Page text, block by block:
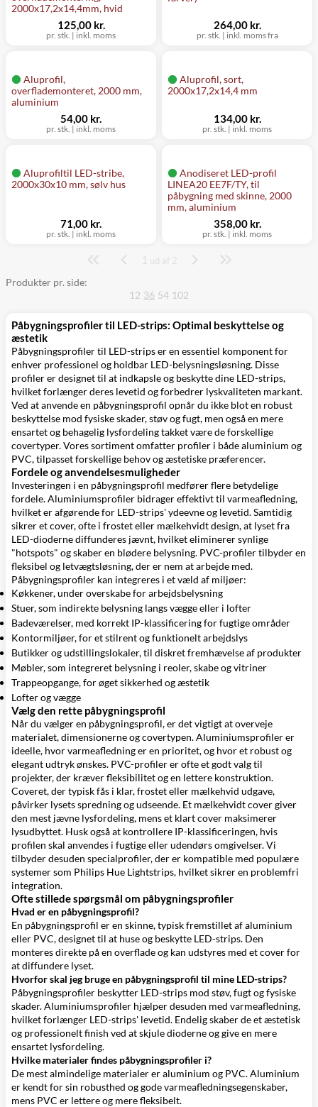
2000x17,2x14,4mm, hvid
pr. stk. | inkl. moms
125,00 kr.
pr. stk. | inkl. moms fra
264,00 kr.
Aluprofil,
overflademonteret, 2000 mm,
aluminium
pr. stk. | inkl. moms
54,00 kr.
Aluprofil, sort,
2000x17,2x14,4 mm
pr. stk. | inkl. moms
134,00 kr.
Aluprofiltil LED-stribe,
2000x30x10 mm, sølv hus
pr. stk. | inkl. moms
71,00 kr.
Anodiseret LED-profil
LINEA20 EE7F/TY, til
påbygning med skinne, 2000
mm, aluminium
pr. stk. | inkl. moms
358,00 kr.
Side
1 ud af 2
Produkter pr. side:
12 36 54 102
Påbygningsprofiler til LED-strips: Optimal beskyttelse og
æstetik
Påbygningsprofiler til LED-strips er en essentiel komponent for
enhver professionel og holdbar LED-belysningsløsning. Disse
profiler er designet til at indkapsle og beskytte dine LED-strips,
hvilket forlænger deres levetid og forbedrer lyskvaliteten markant.
Ved at anvende en påbygningsprofil opnår du ikke blot en robust
beskyttelse mod fysiske skader, støv og fugt, men også en mere
ensartet og behagelig lysfordeling takket være de forskellige
covertyper. Vores sortiment omfatter profiler i både aluminium og
PVC, tilpasset forskellige behov og æstetiske præferencer.
Fordele og anvendelsesmuligheder
Investeringen i en påbygningsprofil medfører flere betydelige
fordele. Aluminiumsprofiler bidrager effektivt til varmeafledning,
hvilket er afgørende for LED-strips' ydeevne og levetid. Samtidig
sikrer et cover, ofte i frostet eller mælkehvidt design, at lyset fra
LED-dioderne diffunderes jævnt, hvilket eliminerer synlige
"hotspots" og skaber en blødere belysning. PVC-profiler tilbyder en
fleksibel og letvægtsløsning, der er nem at arbejde med.
Påbygningsprofiler kan integreres i et væld af miljøer:
Køkkener, under overskabe for arbejdsbelysning
Stuer, som indirekte belysning langs vægge eller i lofter
Badeværelser, med korrekt IP-klassificering for fugtige områder
Kontormiljøer, for et stilrent og funktionelt arbejdslys
Butikker og udstillingslokaler, til diskret fremhævelse af produkter
Møbler, som integreret belysning i reoler, skabe og vitriner
Trappeopgange, for øget sikkerhed og æstetik
Lofter og vægge
Vælg den rette påbygningsprofil
Når du vælger en påbygningsprofil, er det vigtigt at overveje
materialet, dimensionerne og covertypen. Aluminiumsprofiler er
ideelle, hvor varmeafledning er en prioritet, og hvor et robust og
elegant udtryk ønskes. PVC-profiler er ofte et godt valg til
projekter, der kræver fleksibilitet og en lettere konstruktion.
Coveret, der typisk fås i klar, frostet eller mælkehvid udgave,
påvirker lysets spredning og udseende. Et mælkehvidt cover giver
den mest jævne lysfordeling, mens et klart cover maksimerer
lysudbyttet. Husk også at kontrollere IP-klassificeringen, hvis
profilen skal anvendes i fugtige eller udendørs omgivelser. Vi
tilbyder desuden specialprofiler, der er kompatible med populære
systemer som Philips Hue Lightstrips, hvilket sikrer en problemfri
integration.
Ofte stillede spørgsmål om påbygningsprofiler
Hvad er en påbygningsprofil?
En påbygningsprofil er en skinne, typisk fremstillet af aluminium
eller PVC, designet til at huse og beskytte LED-strips. Den
monteres direkte på en overflade og kan udstyres med et cover for
at diffundere lyset.
Hvorfor skal jeg bruge en påbygningsprofil til mine LED-strips?
Påbygningsprofiler beskytter LED-strips mod støv, fugt og fysiske
skader. Aluminiumsprofiler hjælper desuden med varmeafledning,
hvilket forlænger LED-strips' levetid. Endelig skaber de et æstetisk
og professionelt finish ved at skjule dioderne og give en mere
ensartet lysfordeling.
Hvilke materialer findes påbygningsprofiler i?
De mest almindelige materialer er aluminium og PVC. Aluminium
er kendt for sin robusthed og gode varmeafledningsegenskaber,
mens PVC er lettere og mere fleksibelt.